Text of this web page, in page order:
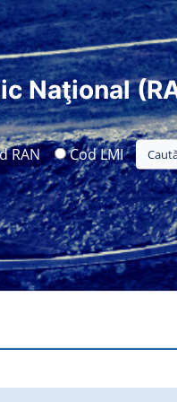
Naţional
RAN Cod LMI